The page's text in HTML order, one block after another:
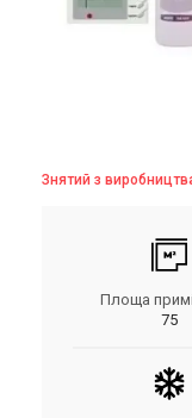
Знятий з
Площа
75